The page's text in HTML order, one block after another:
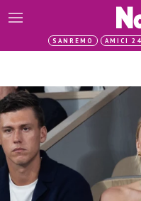
SANREMO AMICI 24